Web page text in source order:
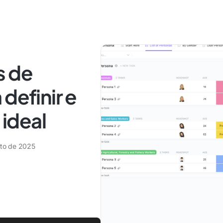
de
e
de 2025